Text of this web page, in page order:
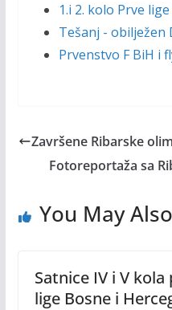
1.i 2. kolo Prve
Tešanj - obilježen
Prvenstvo F BiH i
Završene Ribarske
Fotoreportaža sa
You May
Satnice IV i V
lige Bosne i